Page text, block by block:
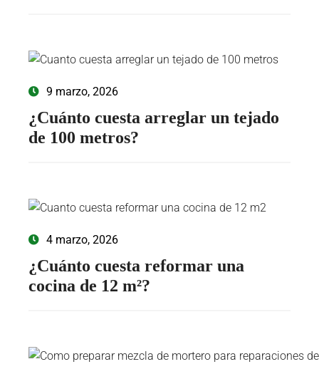
9 marzo, 2026
¿Cuánto cuesta arreglar un tejado
de 100 metros?
4 marzo, 2026
¿Cuánto cuesta reformar una
cocina de 12 m²?